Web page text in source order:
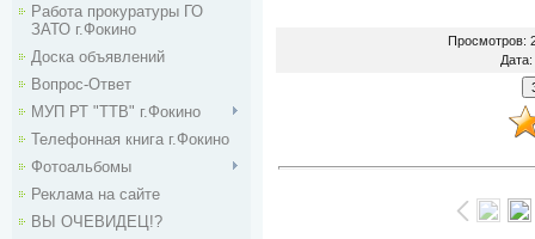
Работа прокуратуры ГО
ЗАТО г.Фокино
Доска объявлений
Вопрос-Ответ
МУП РТ "ТТВ" г.Фокино
Телефонная книга г.Фокино
Фотоальбомы
Реклама на сайте
ВЫ ОЧЕВИДЕЦ!?
Просмотров:
Дата: